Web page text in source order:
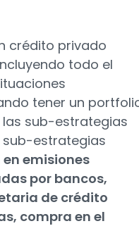
crédito privado
todo el
tener un
sub-estrategias
sub-estrategias
emisiones
por bancos,
de crédito
compra en el